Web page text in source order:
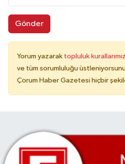
Gönder
Yorum yazarak topluluk
ve tüm sorumluluğu
Çorum Haber Gazetesi hiçbir